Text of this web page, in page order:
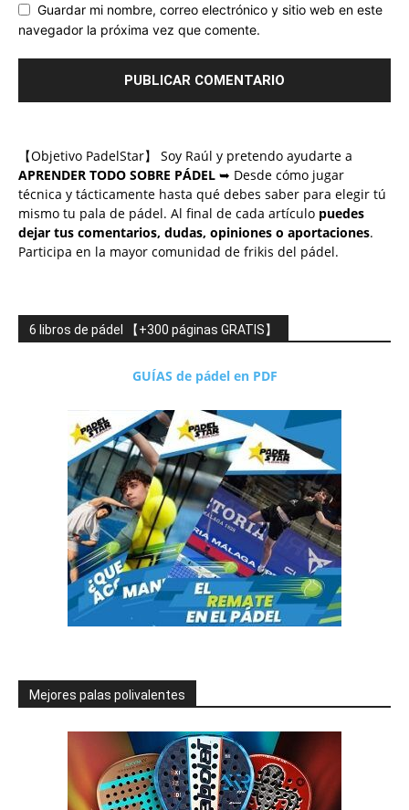
Guardar mi nombre, correo electrónico y sitio web en este
navegador la próxima vez que comente.
【Objetivo PadelStar】 Soy Raúl y pretendo ayudarte a
APRENDER TODO SOBRE PÁDEL ➥ Desde cómo jugar
técnica y tácticamente hasta qué debes saber para elegir tú
mismo tu pala de pádel. Al final de cada artículo puedes
dejar tus comentarios, dudas, opiniones o aportaciones.
Participa en la mayor comunidad de frikis del pádel.
6 libros de pádel 【+300 páginas GRATIS】
GUÍAS de pádel en PDF
Mejores palas polivalentes